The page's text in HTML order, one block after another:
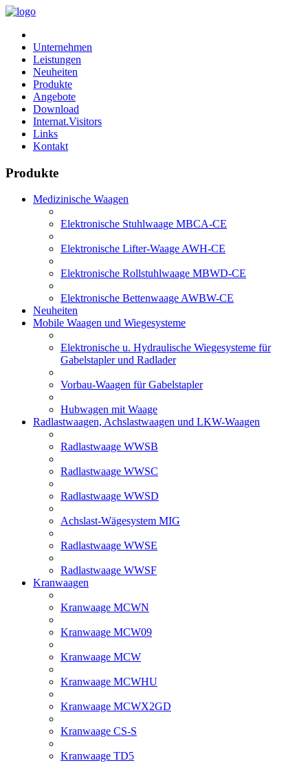
Unternehmen
Leistungen
Neuheiten
Produkte
Angebote
Download
Internat.Visitors
Links
Kontakt
Produkte
Medizinische Waagen
Elektronische Stuhlwaage MBCA-CE
Elektronische Lifter-Waage AWH-CE
Elektronische Rollstuhlwaage MBWD-CE
Elektronische Bettenwaage AWBW-CE
Neuheiten
Mobile Waagen und Wiegesysteme
Elektronische u. Hydraulische Wiegesysteme für
Gabelstapler und Radlader
Vorbau-Waagen für Gabelstapler
Hubwagen mit Waage
Radlastwaagen, Achslastwaagen und LKW-Waagen
Radlastwaage WWSB
Radlastwaage WWSC
Radlastwaage WWSD
Achslast-Wägesystem MIG
Radlastwaage WWSE
Radlastwaage WWSF
Kranwaagen
Kranwaage MCWN
Kranwaage MCW09
Kranwaage MCW
Kranwaage MCWHU
Kranwaage MCWX2GD
Kranwaage CS-S
Kranwaage TD5